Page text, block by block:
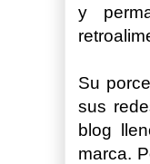
y
Su
sus
blog
marca.